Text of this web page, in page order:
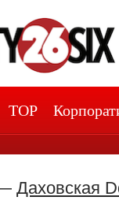
TOP
Даховская